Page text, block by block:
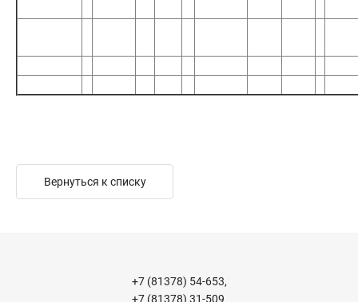
Вернуться к списку
+7 (81378) 54-653,
+7 (81378) 31-509